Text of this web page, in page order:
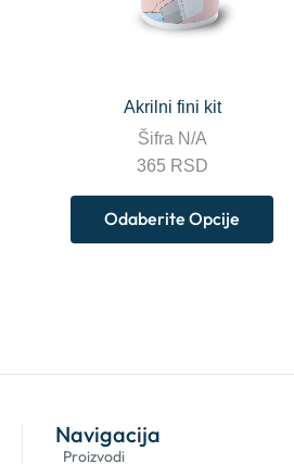
Akrilni fini kit
Šifra N/A
365 RSD
Odaberite Opcije
Navigacija
Proizvodi